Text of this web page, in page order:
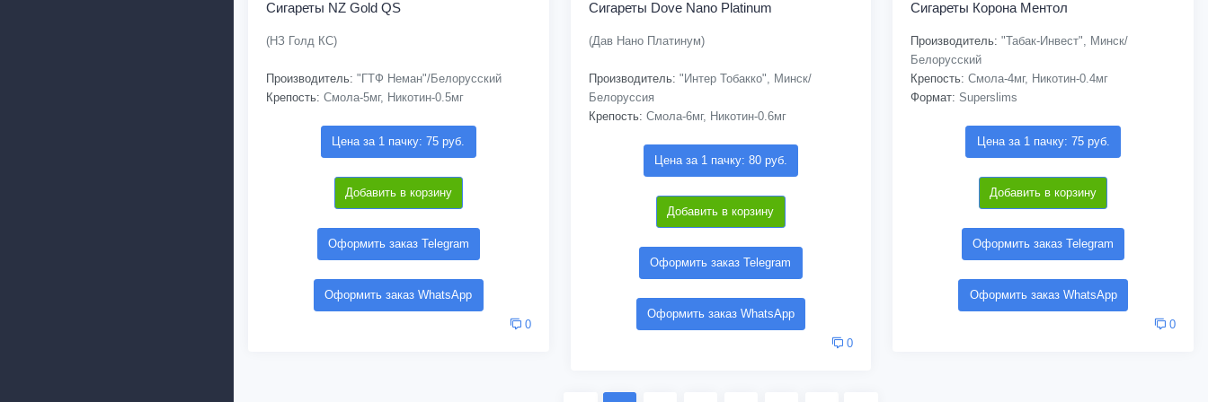
Сигареты NZ Gold QS
(НЗ Голд КС)
Производитель: "ГТФ Неман"/Белорусский
Крепость: Смола-5мг, Никотин-0.5мг
Цена за 1 пачку: 75 руб.
Добавить в корзину
Оформить заказ Telegram
Оформить заказ WhatsApp
0
Сигареты Dove Nano Platinum
(Дав Нано Платинум)
Производитель: "Интер Тобакко", Минск/
Белоруссия
Крепость: Смола-6мг, Никотин-0.6мг
Цена за 1 пачку: 80 руб.
Добавить в корзину
Оформить заказ Telegram
Оформить заказ WhatsApp
0
Сигареты Корона Ментол
Производитель: "Табак-Инвест", Минск/
Белорусский
Крепость: Смола-4мг, Никотин-0.4мг
Формат: Superslims
Цена за 1 пачку: 75 руб.
Добавить в корзину
Оформить заказ Telegram
Оформить заказ WhatsApp
0